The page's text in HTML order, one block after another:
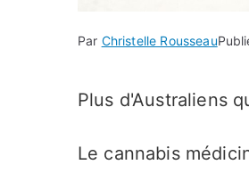
Par Christelle Rousseau
Plus d'Australiens
Le cannabis